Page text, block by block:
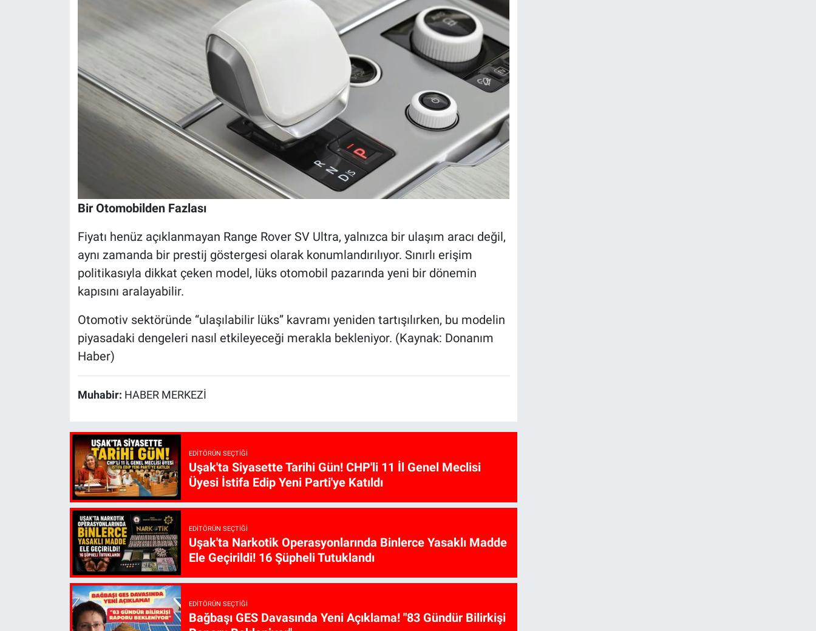
Bir Otomobilden Fazlası
Fiyatı henüz açıklanmayan Range Rover SV Ultra, yalnızca bir ulaşım aracı değil,
aynı zamanda bir prestij göstergesi olarak konumlandırılıyor. Sınırlı erişim
politikasıyla dikkat çeken model, lüks otomobil pazarında yeni bir dönemin
kapısını aralayabilir.
Otomotiv sektöründe “ulaşılabilir lüks” kavramı yeniden tartışılırken, bu modelin
piyasadaki dengeleri nasıl etkileyeceği merakla bekleniyor. (Kaynak: Donanım
Haber)
Muhabir: HABER MERKEZİ
EDITÖRÜN SEÇTIĞI
Uşak'ta Siyasette Tarihi Gün! CHP'li 11 İl Genel Meclisi
Üyesi İstifa Edip Yeni Parti'ye Katıldı
EDITÖRÜN SEÇTIĞI
Uşak'ta Narkotik Operasyonlarında Binlerce Yasaklı Madde
Ele Geçirildi! 16 Şüpheli Tutuklandı
EDITÖRÜN SEÇTIĞI
Bağbaşı GES Davasında Yeni Açıklama! "83 Gündür Bilirkişi